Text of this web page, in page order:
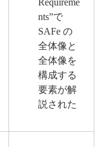
nts”で
SAFe の
全体像と
全体像を
構成する
要素が解
説された